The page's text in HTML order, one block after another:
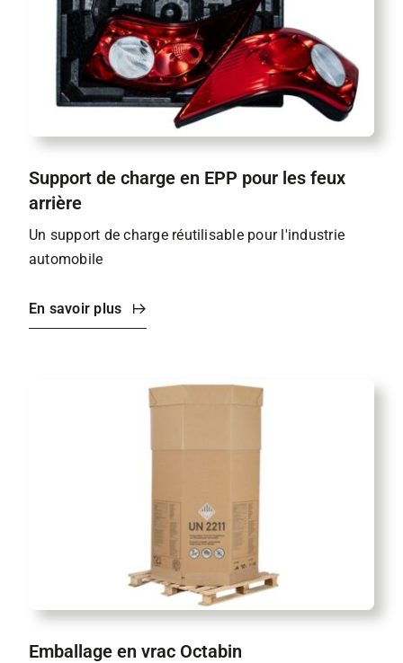
Support de charge en EPP pour les feux
arrière
Un support de charge réutilisable pour l'industrie
automobile
En savoir plus
Emballage en vrac Octabin